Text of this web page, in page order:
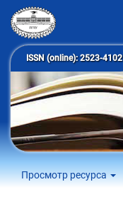
ISSN (online): 2523-4102
Просмотр ресурса